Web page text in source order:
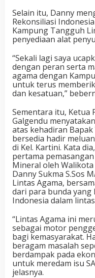
Selain itu, Danny
Rekonsiliasi
Kampung Tangguh
penyediaan alat
“Sekali lagi saya
dengan peran serta
agama dengan
untuk terus
dan kesatuan,”
Sementara itu, Ketua
Galgendu
atas kehadiran
bersedia hadir
di Kel. Kartini. Kata
pertama
Mineral oleh
Danny Sukma S.Sos
Lintas Agama,
dari para bunda yang
Indonesia dalam
“Lintas Agama ini
sebagai motor
bagi kemasyarakat.
beragam masalah
berdampak pada
untuk meredam isu
jelasnya.